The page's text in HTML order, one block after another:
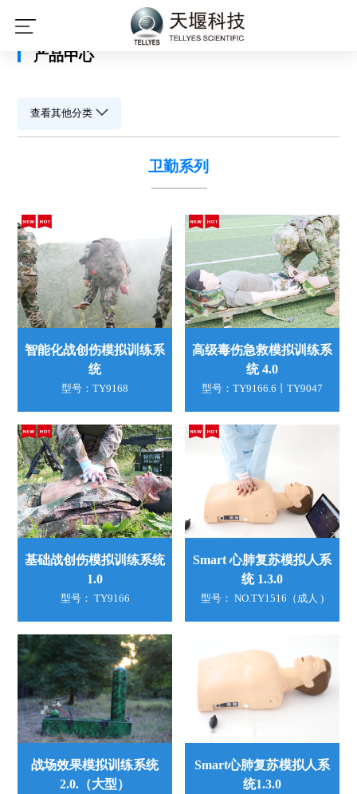
产品中心
查看其他分类
卫勤系列
智能化战创伤模拟训练系
统
型号：TY9168
高级毒伤急救模拟训练系
统 4.0
型号：TY9166.6丨TY9047
基础战创伤模拟训练系统
1.0
型号： TY9166
Smart 心肺复苏模拟人系
统 1.3.0
型号： NO.TY1516（成人 )
战场效果模拟训练系统
2.0.（大型）
Smart心肺复苏模拟人系
统1.3.0